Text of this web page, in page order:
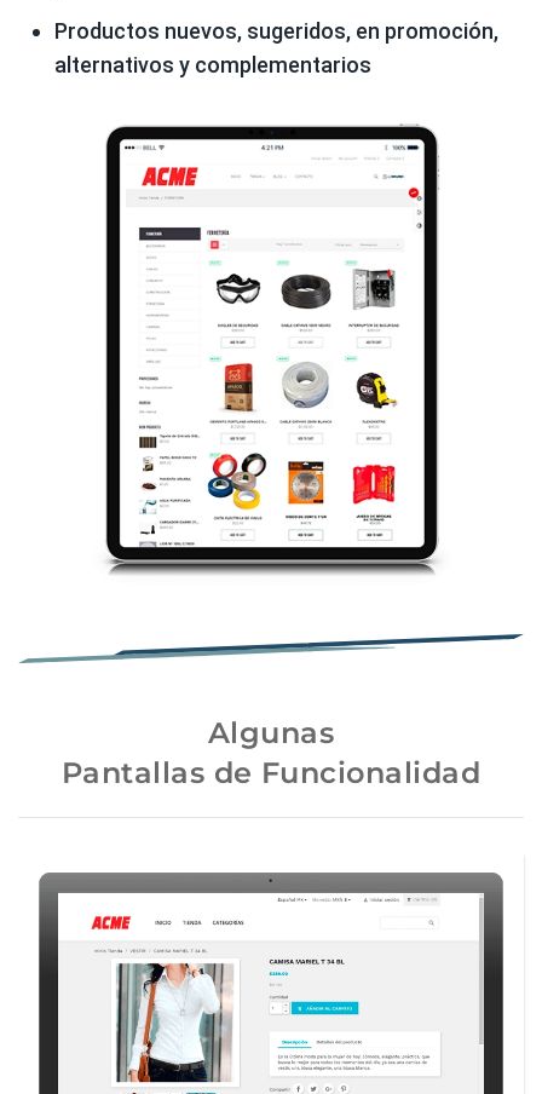
Productos nuevos, sugeridos, en promoción,
alternativos y complementarios
Algunas
Pantallas de Funcionalidad